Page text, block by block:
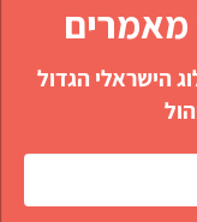
הישראלי הגדול